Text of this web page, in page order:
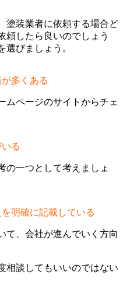
塗装業者に依頼する場合ど
頼したら良いのでしょう
選びましょう。
多くある
ムページのサイトからチェ
る
の一つとして考えましょ
明確に記載している
て、会社が進んでいく方向
相談してもいいのではない